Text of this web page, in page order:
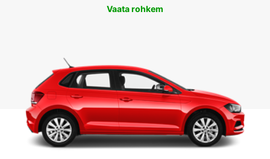
Vaata rohkem